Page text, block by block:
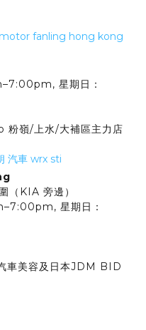
星期日：
粉嶺/上水/大補區主力店
（KIA 旁邊）
星期日：
車美容及日本JDM BID